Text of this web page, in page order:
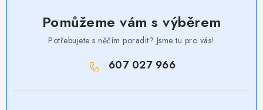
Pomůžeme vám s výběrem
Potřebujete s něčím poradit? Jsme tu pro vás!
607 027 966